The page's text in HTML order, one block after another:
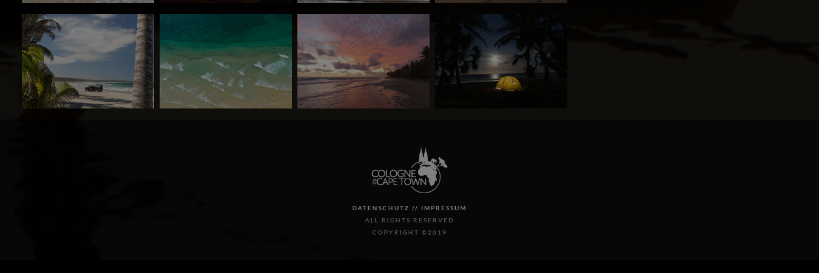
DATENSCHUTZ // IMPRESSUM
ALL RIGHTS RESERVED
COPYRIGHT ©2019